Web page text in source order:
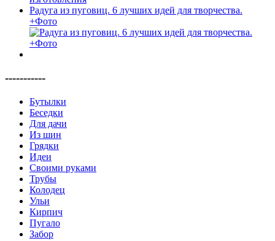
Радуга из пуговиц. 6 лучших идей для творчества.
+Фото
-----------
Бутылки
Беседки
Для дачи
Из шин
Грядки
Идеи
Своими руками
Трубы
Колодец
Ульи
Кирпич
Пугало
Забор